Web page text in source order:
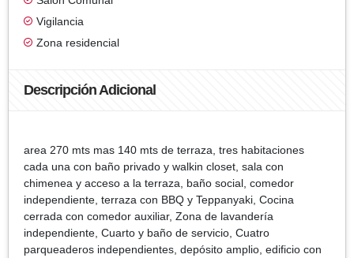
Vigilancia
Zona residencial
Descripción Adicional
area 270 mts mas 140 mts de terraza, tres habitaciones
cada una con baño privado y walkin closet, sala con
chimenea y acceso a la terraza, baño social, comedor
independiente, terraza con BBQ y Teppanyaki, Cocina
cerrada con comedor auxiliar, Zona de lavandería
independiente, Cuarto y baño de servicio, Cuatro
parqueaderos independientes, depósito amplio, edificio con